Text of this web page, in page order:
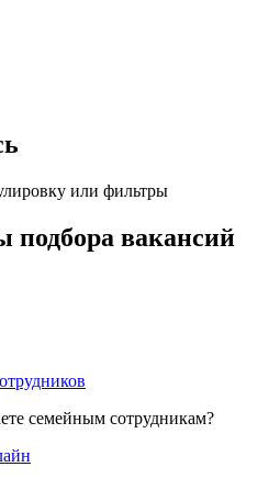
или фильтры
вакансий
семейным сотрудникам?